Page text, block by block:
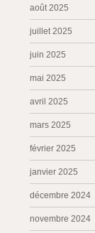
août 2025
juillet 2025
juin 2025
mai 2025
avril 2025
mars 2025
février 2025
janvier 2025
décembre 2024
novembre 2024